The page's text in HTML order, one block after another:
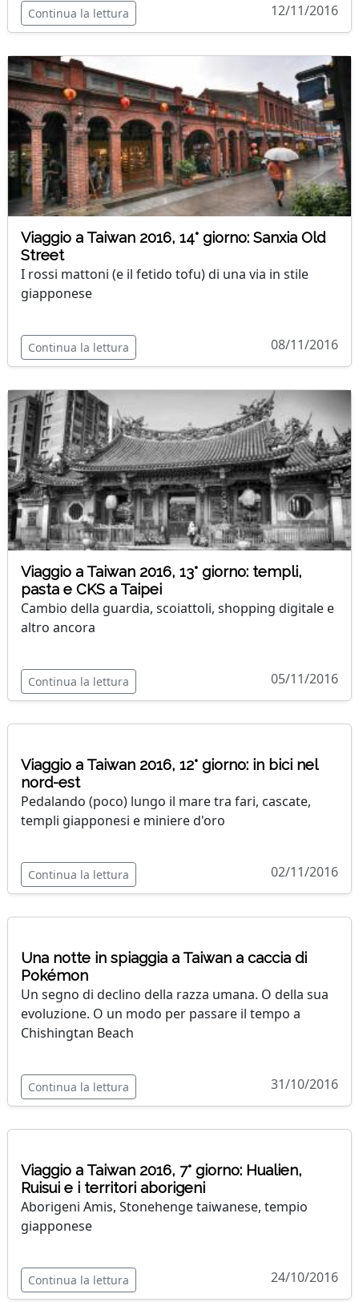
Continua la lettura 12/11/2016
Viaggio a Taiwan 2016, 14° giorno: Sanxia Old
Street
I rossi mattoni (e il fetido tofu) di una via in stile
giapponese
Continua la lettura 08/11/2016
Viaggio a Taiwan 2016, 13° giorno: templi,
pasta e CKS a Taipei
Cambio della guardia, scoiattoli, shopping digitale e
altro ancora
Continua la lettura 05/11/2016
Viaggio a Taiwan 2016, 12° giorno: in bici nel
nord-est
Pedalando (poco) lungo il mare tra fari, cascate,
templi giapponesi e miniere d'oro
Continua la lettura 02/11/2016
Una notte in spiaggia a Taiwan a caccia di
Pokémon
Un segno di declino della razza umana. O della sua
evoluzione. O un modo per passare il tempo a
Chishingtan Beach
Continua la lettura 31/10/2016
Viaggio a Taiwan 2016, 7° giorno: Hualien,
Ruisui e i territori aborigeni
Aborigeni Amis, Stonehenge taiwanese, tempio
giapponese
Continua la lettura 24/10/2016